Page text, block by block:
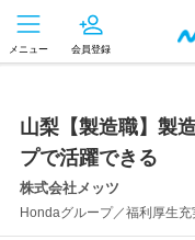
メニュー 会員登録
山梨【製造職】製
プで活躍できる
株式会社メッツ
Hondaグループ／福利厚生